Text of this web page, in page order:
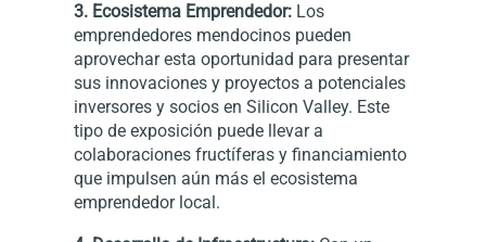
3. Ecosistema Emprendedor: Los
emprendedores mendocinos pueden
aprovechar esta oportunidad para presentar
sus innovaciones y proyectos a potenciales
inversores y socios en Silicon Valley. Este
tipo de exposición puede llevar a
colaboraciones fructíferas y financiamiento
que impulsen aún más el ecosistema
emprendedor local.